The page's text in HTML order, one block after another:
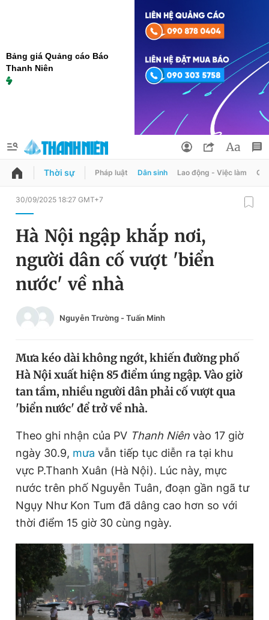
Bảng giá Quảng cáo Báo
Thanh Niên
QUẢNG CÁO
Chuyên mục
Chuyên mục khác
Chào ngày mới Tin 24h
Tin 360
Video Magazine
Sản phẩm khác
Tiện ích Bạn cần biết
Thông tin tòa soạn Liên hệ quảng cáo
Đọc Thanh Niên trên điện thoại
Đổi mật khẩu
Tin đã lưu
Đăng xuất
Thời sự Pháp luật Dân sinh Lao động - Việc làm
30/09/2025 18:27 GMT+7
Hà Nội ngập khắp nơi,
người dân cố vượt 'biển
nước' về nhà
Nguyễn Trường - Tuấn Minh
Mưa kéo dài không ngớt, khiến đường phố
Hà Nội xuất hiện 85 điểm úng ngập. Vào giờ
tan tầm, nhiều người dân phải cố vượt qua
'biển nước' để trở về nhà.
Theo ghi nhận của PV Thanh Niên vào 17 giờ
ngày 30.9, mưa vẫn tiếp tục diễn ra tại khu
vực P.Thanh Xuân (Hà Nội). Lúc này, mực
nước trên phố Nguyễn Tuân, đoạn gần ngã tư
Ngụy Như Kon Tum đã dâng cao hơn so với
thời điểm 15 giờ 30 cùng ngày.